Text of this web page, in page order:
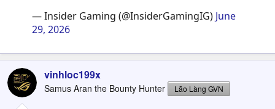
— Insider Gaming (@InsiderGamingIG) June
29, 2026
vinhloc199x
Samus Aran the Bounty Hunter Lão Làng GVN